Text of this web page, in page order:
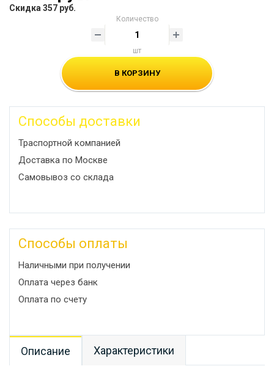
Скидка 357 руб.
Количество
шт
В КОРЗИНУ
Способы доставки
Траспортной компанией
Доставка по Москве
Самовывоз со склада
Способы оплаты
Наличными при получении
Оплата через банк
Оплата по счету
Описание Характеристики